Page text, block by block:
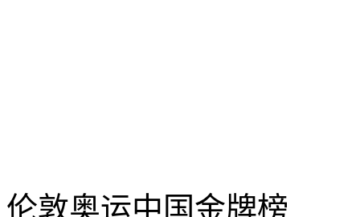
伦敦奥运中国金牌榜